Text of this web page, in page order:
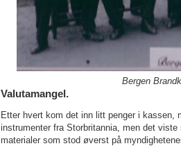
Bergen
Valutamangel.
Etter hvert kom det inn litt penger i kassen,
instrumenter fra Storbritannia, men det
materialer som stod øverst på